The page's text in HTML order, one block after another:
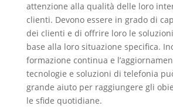
attenzione alla qualità delle loro
clienti. Devono essere in grado di
dei clienti e di offrire loro le
base alla loro situazione specifica.
formazione continua e
tecnologie e soluzioni di telefonia
grande aiuto per raggiungere gli
le sfide quotidiane.